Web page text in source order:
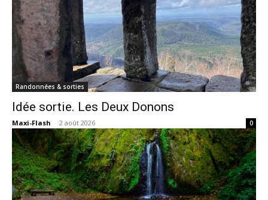
Randonnées & sorties
Idée sortie. Les Deux Donons
Maxi-Flash - 2 août 2026 0